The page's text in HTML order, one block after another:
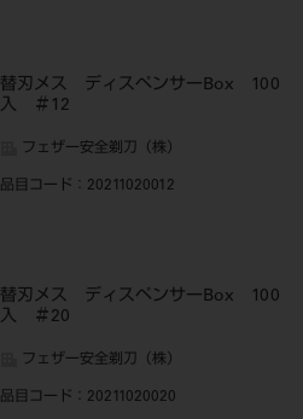
替刃メス ディスペンサーBox 100
入 ＃12
フェザー安全剃刀（株）
品目コード ：20211020012
替刃メス ディスペンサーBox 100
入 ＃20
フェザー安全剃刀（株）
品目コード ：20211020020